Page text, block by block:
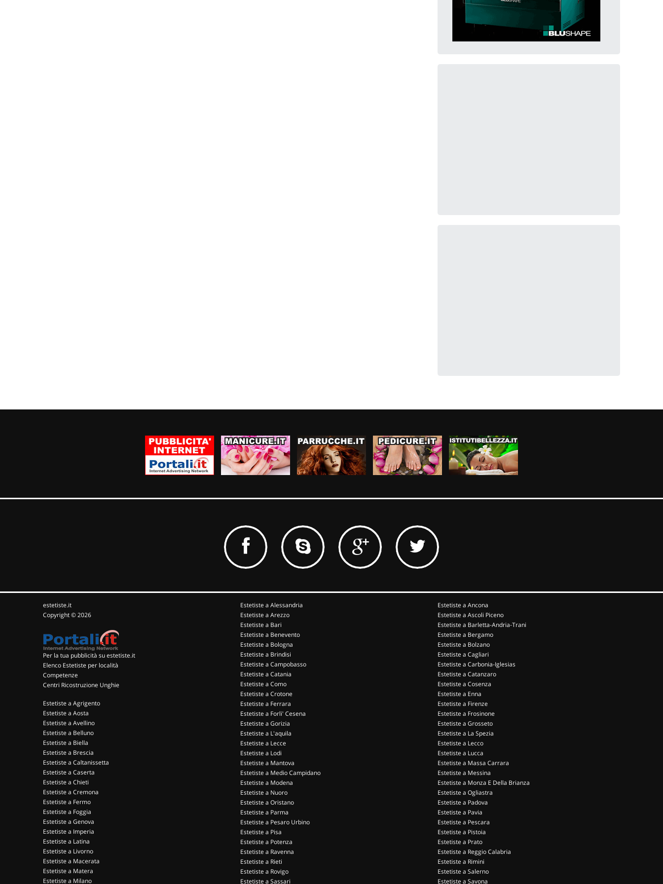
estetiste.it
Copyright © 2026
Per la tua pubblicità su estetiste.it
Elenco Estetiste per località
Competenze
Centri Ricostruzione Unghie
Estetiste a Agrigento
Estetiste a Aosta
Estetiste a Avellino
Estetiste a Belluno
Estetiste a Biella
Estetiste a Brescia
Estetiste a Caltanissetta
Estetiste a Caserta
Estetiste a Chieti
Estetiste a Cremona
Estetiste a Fermo
Estetiste a Foggia
Estetiste a Genova
Estetiste a Imperia
Estetiste a Latina
Estetiste a Livorno
Estetiste a Macerata
Estetiste a Matera
Estetiste a Milano
Estetiste a Alessandria
Estetiste a Arezzo
Estetiste a Bari
Estetiste a Benevento
Estetiste a Bologna
Estetiste a Brindisi
Estetiste a Campobasso
Estetiste a Catania
Estetiste a Como
Estetiste a Crotone
Estetiste a Ferrara
Estetiste a Forli' Cesena
Estetiste a Gorizia
Estetiste a L'aquila
Estetiste a Lecce
Estetiste a Lodi
Estetiste a Mantova
Estetiste a Medio Campidano
Estetiste a Modena
Estetiste a Nuoro
Estetiste a Oristano
Estetiste a Parma
Estetiste a Pesaro Urbino
Estetiste a Pisa
Estetiste a Potenza
Estetiste a Ravenna
Estetiste a Rieti
Estetiste a Rovigo
Estetiste a Sassari
Estetiste a Ancona
Estetiste a Ascoli Piceno
Estetiste a Barletta-Andria-Trani
Estetiste a Bergamo
Estetiste a Bolzano
Estetiste a Cagliari
Estetiste a Carbonia-Iglesias
Estetiste a Catanzaro
Estetiste a Cosenza
Estetiste a Enna
Estetiste a Firenze
Estetiste a Frosinone
Estetiste a Grosseto
Estetiste a La Spezia
Estetiste a Lecco
Estetiste a Lucca
Estetiste a Massa Carrara
Estetiste a Messina
Estetiste a Monza E Della Brianza
Estetiste a Ogliastra
Estetiste a Padova
Estetiste a Pavia
Estetiste a Pescara
Estetiste a Pistoia
Estetiste a Prato
Estetiste a Reggio Calabria
Estetiste a Rimini
Estetiste a Salerno
Estetiste a Savona